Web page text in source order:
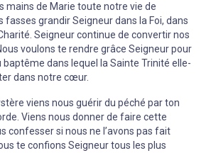
mains de Marie toute notre vie de
fasses grandir Seigneur dans la Foi, dans
Seigneur continue de convertir nos
voulons te rendre grâce Seigneur pour
dans lequel la Sainte Trinité elle-
dans notre cœur.
viens nous guérir du péché par ton
Viens nous donner de faire cette
confesser si nous ne l’avons pas fait
te confions Seigneur tous les plus